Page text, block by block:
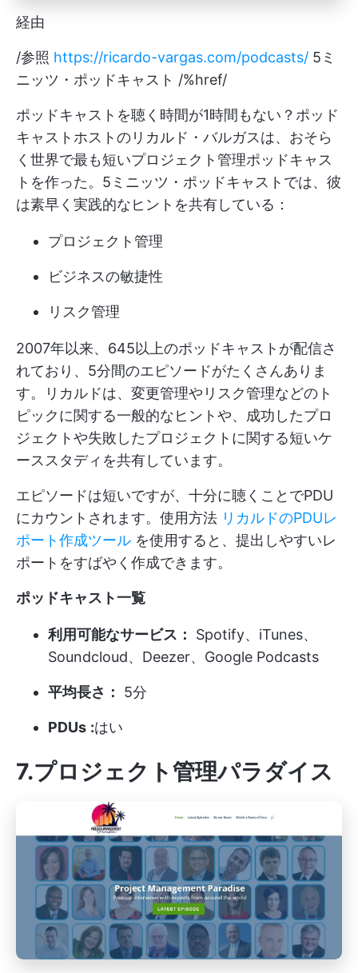
経由
/参照 https://ricardo-vargas.com/podcasts/ 5ミ
ニッツ・ポッドキャスト /%href/
ポッドキャストを聴く時間が1時間もない？ポッド
キャストホストのリカルド・バルガスは、おそら
く世界で最も短いプロジェクト管理ポッドキャス
トを作った。5ミニッツ・ポッドキャストでは、彼
は素早く実践的なヒントを共有している：
プロジェクト管理
ビジネスの敏捷性
リスク管理
2007年以来、645以上のポッドキャストが配信さ
れており、5分間のエピソードがたくさんありま
す。リカルドは、変更管理やリスク管理などのト
ピックに関する一般的なヒントや、成功したプロ
ジェクトや失敗したプロジェクトに関する短いケ
ーススタディを共有しています。
エピソードは短いですが、十分に聴くことでPDU
にカウントされます。使用方法 リカルドのPDUレ
ポート作成ツール を使用すると、提出しやすいレ
ポートをすばやく作成できます。
ポッドキャスト一覧
利用可能なサービス：
Spotify、iTunes、
Soundcloud、Deezer、Google Podcasts
平均長さ： 5分
PDUs :はい
7.プロジェクト管理パラダイス